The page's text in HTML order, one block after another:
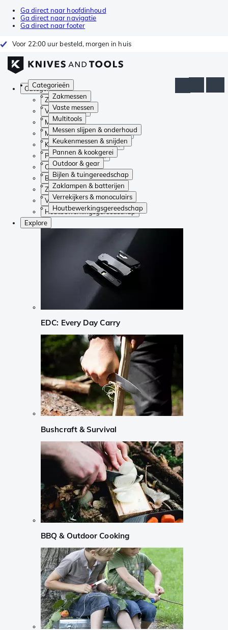
Ga direct naar hoofdinhoud
Ga direct naar navigatie
Ga direct naar footer
Voor 22:00 uur besteld, morgen in huis
Categorieën
Zakmessen
Vaste messen
Multitools
Messen slijpen & onderhoud
Keukenmessen & snijden
Pannen & kookgerei
Outdoor & gear
Bijlen & tuingereedschap
Zaklampen & batterijen
Verrekijkers & monoculairs
Houtbewerkingsgereedschap
Categorieën
Zakmessen
Vaste messen
Multitools
Messen slijpen & onderhoud
Keukenmessen & snijden
Pannen & kookgerei
Outdoor & gear
Bijlen & tuingereedschap
Zaklampen & batterijen
Verrekijkers & monoculairs
Houtbewerkingsgereedschap
Explore
EDC: Every Day Carry
Bushcraft & Survival
BBQ & Outdoor Cooking